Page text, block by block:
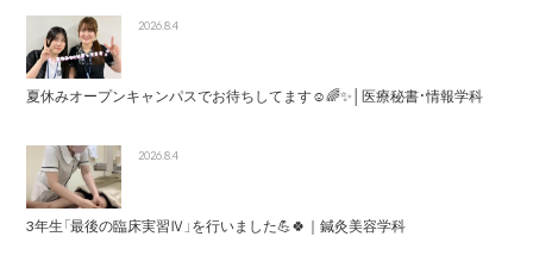
2026.8.4
夏休みオープンキャンパスでお待ちしてます☺️🌈✨│医療秘書・情報学科
2026.8.4
3年生「最後の臨床実習Ⅳ」を行いました💪🍀｜鍼灸美容学科